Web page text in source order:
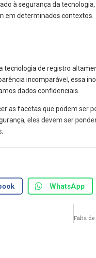
à segurança da
em determinados contextos.
tecnologia de registro
incomparável, essa
dados confidenciais.
as facetas que podem ser
eles devem ser
WhatsApp